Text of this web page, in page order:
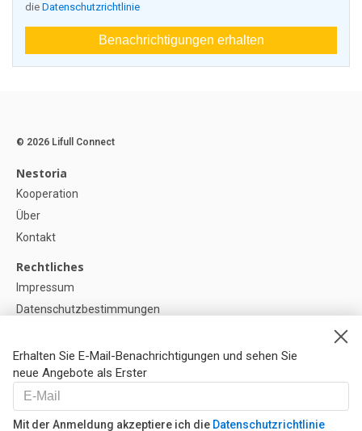
die Datenschutzrichtlinie
Benachrichtigungen erhalten
Erhalten Sie E-Mail-Benachrichtigungen und sehen Sie
neue Angebote als Erster
Mit der Anmeldung akzeptiere ich die Datenschutzrichtlinie
© 2026 Lifull Connect
Nestoria
Kooperation
Über
Kontakt
Rechtliches
Impressum
Datenschutzbestimmungen
Cookie-Einstellunge
Hilfe
FAQ
Unsere Partner